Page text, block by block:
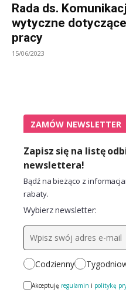
Rada ds.
wytyczne
pracy
15/06/2023
ZAMÓW NEWSLETTER
Zapisz się na listę
newslettera!
Bądź na bieżąco z
rabaty.
Wybierz newsletter:
Codzienny
Akceptuję regulamin i politykę